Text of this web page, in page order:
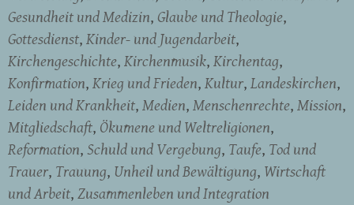
Gesundheit und Medizin Glaube und Theologie
Gottesdienst Kinder- und Jugendarbeit
Kirchengeschichte Kirchenmusik Kirchentag
Konfirmation Krieg und Frieden Kultur Landeskirchen
Leiden und Krankheit Medien Menschenrechte Mission
Mitgliedschaft Ökumene und Weltreligionen
Reformation Schuld und Vergebung Taufe Tod und
Trauer Trauung Unheil und Bewältigung Wirtschaft
und Arbeit Zusammenleben und Integration